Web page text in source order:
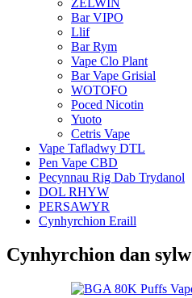
Bar VIPO
Llif
Bar Rym
Vape Clo Plant
Bar Vape Grisial
WOTOFO
Poced Nicotin
Yuoto
Cetris Vape
Vape Tafladwy DTL
Pen Vape CBD
Pecynnau Rig Dab Trydanol
DOL RHYW
PERSAWYR
Cynhyrchion Eraill
Cynhyrchion dan sylw